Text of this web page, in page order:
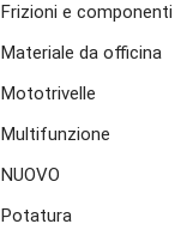
Frizioni e componenti
Materiale da officina
Mototrivelle
Multifunzione
NUOVO
Potatura